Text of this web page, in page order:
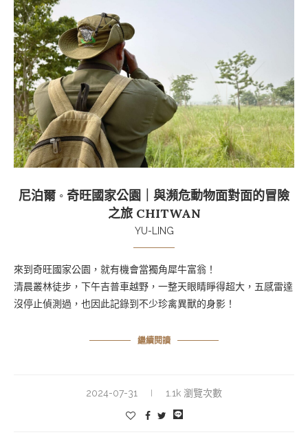
尼泊爾 ◦ 奇旺國家公園｜與瀕危動物面對面的冒險
之旅 CHITWAN
YU-LING
來到奇旺國家公園，就有機會當獨角犀牛富翁！
清晨叢林徒步，下午吉普車越野，一整天眼睛睜得超大，五感雷達
沒停止偵測過，也因此記錄到不少珍禽異獸的身影！
繼續閱讀
2024-07-31 1.1k 瀏覽次數